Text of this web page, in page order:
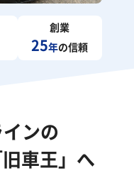
創業
25年の信頼
ンの
車王」へ